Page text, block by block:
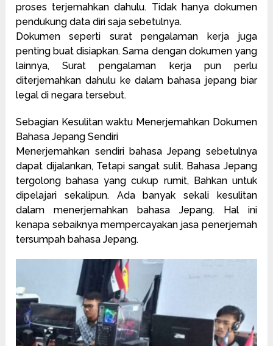
proses terjemahkan dahulu. Tidak hanya dokumen
pendukung data diri saja sebetulnya.
Dokumen seperti surat pengalaman kerja juga
penting buat disiapkan. Sama dengan dokumen yang
lainnya, Surat pengalaman kerja pun perlu
diterjemahkan dahulu ke dalam bahasa jepang biar
legal di negara tersebut.
Sebagian Kesulitan waktu Menerjemahkan Dokumen
Bahasa Jepang Sendiri
Menerjemahkan sendiri bahasa Jepang sebetulnya
dapat dijalankan, Tetapi sangat sulit. Bahasa Jepang
tergolong bahasa yang cukup rumit, Bahkan untuk
dipelajari sekalipun. Ada banyak sekali kesulitan
dalam menerjemahkan bahasa Jepang. Hal ini
kenapa sebaiknya mempercayakan jasa penerjemah
tersumpah bahasa Jepang.